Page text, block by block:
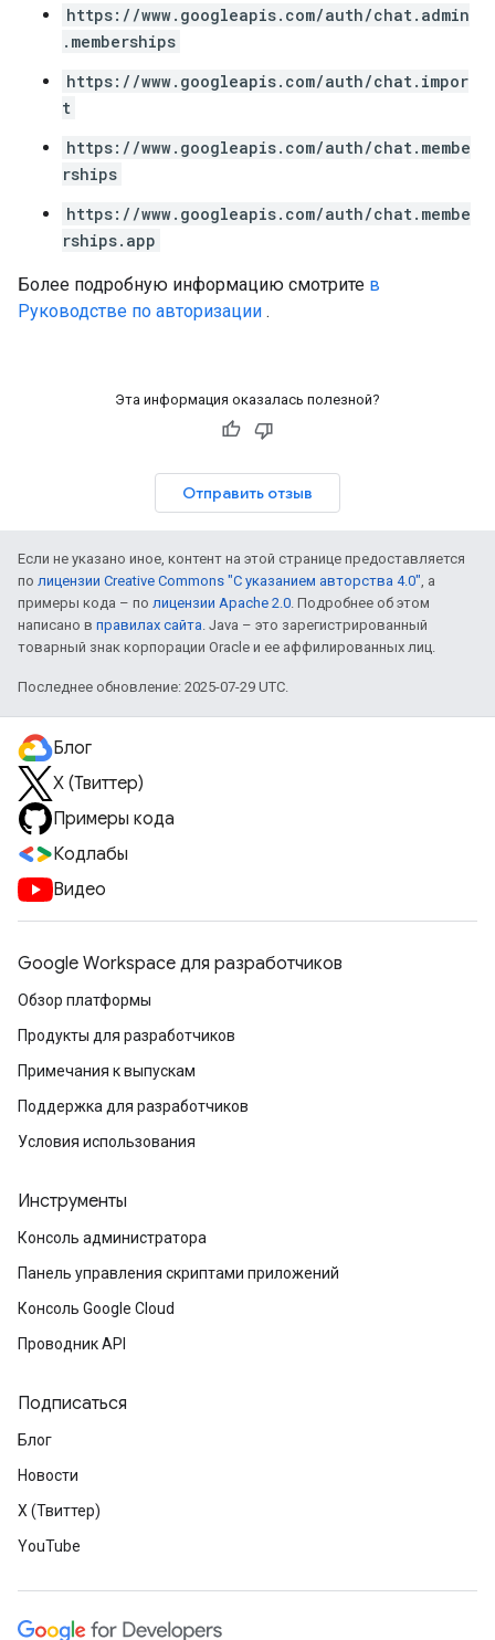
https://www.googleapis.com/auth/chat.admin
.memberships
https://www.googleapis.com/auth/chat.impor
t
https://www.googleapis.com/auth/chat.membe
rships
https://www.googleapis.com/auth/chat.membe
rships.app
Более подробную информацию смотрите в
Руководстве по авторизации .
Эта информация оказалась полезной?
Отправить отзыв
Если не указано иное, контент на этой странице предоставляется
по лицензии Creative Commons "С указанием авторства 4.0", а
примеры кода – по лицензии Apache 2.0. Подробнее об этом
написано в правилах сайта. Java – это зарегистрированный
товарный знак корпорации Oracle и ее аффилированных лиц.
Последнее обновление: 2025-07-29 UTC.
Блог
X (Твиттер)
Примеры кода
Кодлабы
Видео
Google Workspace для разработчиков
Обзор платформы
Продукты для разработчиков
Примечания к выпускам
Поддержка для разработчиков
Условия использования
Инструменты
Консоль администратора
Панель управления скриптами приложений
Консоль Google Cloud
Проводник API
Подписаться
Блог
Новости
X (Твиттер)
YouTube